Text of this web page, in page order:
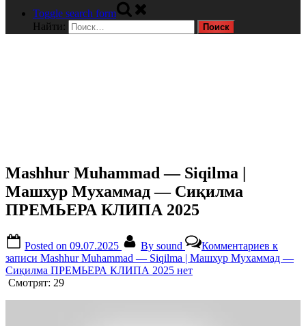
Toggle search form
Найти:
Mashhur Muhammad — Siqilma |
Машхур Мухаммад — Сиқилма
ПРЕМЬЕРА КЛИПА 2025
Posted on 09.07.2025 By sound Комментариев к
записи Mashhur Muhammad — Siqilma | Машхур Мухаммад —
Сиқилма ПРЕМЬЕРА КЛИПА 2025 нет
Смотрят: 29